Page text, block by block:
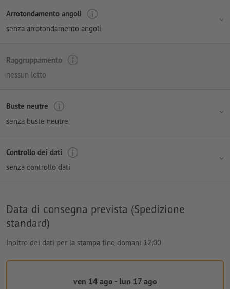
Arrotondamento angoli
senza arrotondamento angoli
Raggruppamento
nessun lotto
Buste neutre
senza buste neutre
Controllo dei dati
senza controllo dati
Data di consegna prevista (Spedizione
standard)
Inoltro dei dati per la stampa fino domani 12:00
ven 14 ago - lun 17 ago